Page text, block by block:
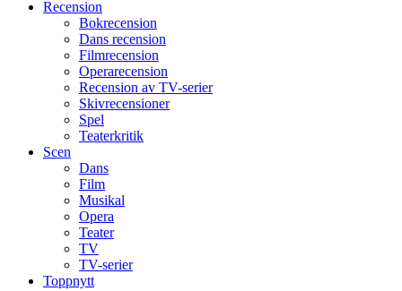
Recension
Bokrecension
Dans recension
Filmrecension
Operarecension
Recension av TV-serier
Skivrecensioner
Spel
Teaterkritik
Scen
Dans
Film
Musikal
Opera
Teater
TV
TV-serier
Toppnytt